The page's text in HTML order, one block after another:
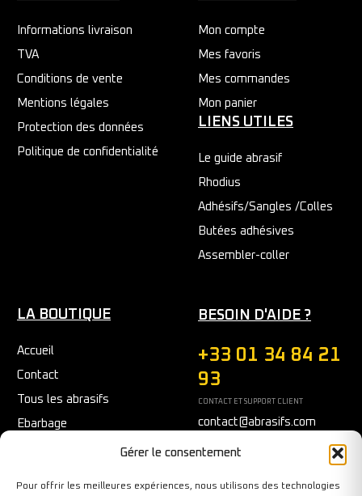
Gérer le consentement
Pour offrir les meilleures expériences, nous utilisons des technologies
Informations livraison
TVA
Conditions de vente
Mentions légales
Protection des données
Politique de confidentialité
Mon compte
Mes favoris
Mes commandes
Mon panier
LIENS UTILES
Le guide abrasif
Rhodius
Adhésifs/Sangles /Colles
Butées adhésives
Assembler-coller
LA BOUTIQUE
Accueil
Contact
Tous les abrasifs
Ebarbage
BESOIN D'AIDE ?
+33 01 34 84 21
93
CONTACT ET SUPPORT CLIENT
contact@abrasifs.com
Du Lundi au Vendredi